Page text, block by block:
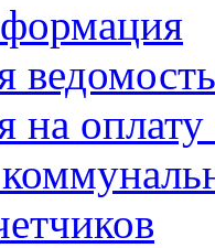
ведомость
на